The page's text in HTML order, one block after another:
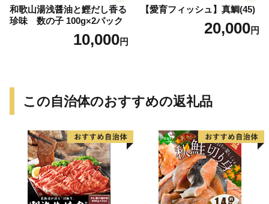
和歌山湯浅醤油と鰹だし香る
珍味 数の子 100g×2パック
10,000円
【愛育フィッシュ】真鯛(45)
20,000円
この自治体のおすすめの返礼品